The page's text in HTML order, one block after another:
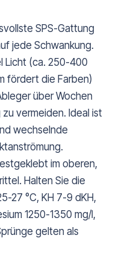
SPS-Gattung
jede Schwankung.
Licht (ca. 250-400
fördert die Farben)
über Wochen
zu vermeiden. Ideal ist
wechselnde
im oberen,
Halten Sie die
27 °C, KH 7-9 dKH,
1250-1350 mg/l,
gelten als